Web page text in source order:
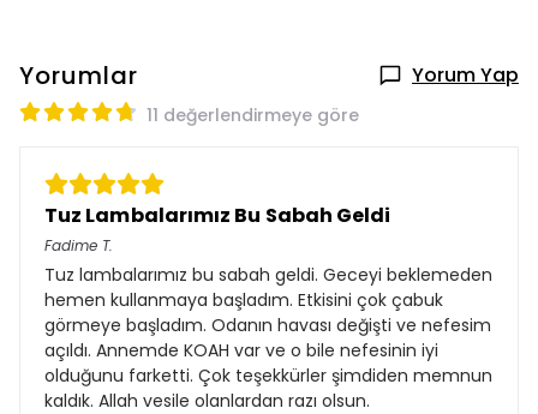
Yorumlar Yorum Yap
11 değerlendirmeye göre
Tuz Lambalarımız Bu Sabah Geldi
Fadime T.
Tuz lambalarımız bu sabah geldi. Geceyi beklemeden
hemen kullanmaya başladım. Etkisini çok çabuk
görmeye başladım. Odanın havası değişti ve nefesim
açıldı. Annemde KOAH var ve o bile nefesinin iyi
olduğunu farketti. Çok teşekkürler şimdiden memnun
kaldık. Allah vesile olanlardan razı olsun.